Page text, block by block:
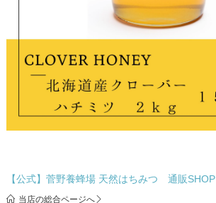
【公式】菅野養蜂場 天然はちみつ 通販SHOP
当店の総合ページへ